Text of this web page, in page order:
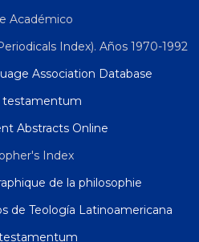
Académico
Index). Años 1970-1992
Association Database
testamentum
Abstracts Online
Index
de la philosophie
de Teología Latinoamericana